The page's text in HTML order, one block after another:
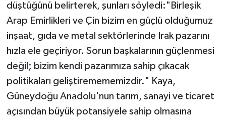
düştüğünü belirterek, şunları söyledi:"Birleşik
Arap Emirlikleri ve Çin bizim en güçlü olduğumuz
inşaat, gıda ve metal sektörlerinde Irak pazarını
hızla ele geçiriyor. Sorun başkalarının güçlenmesi
değil; bizim kendi pazarımıza sahip çıkacak
politikaları geliştiremememizdir." Kaya,
Güneydoğu Anadolu'nun tarım, sanayi ve ticaret
açısından büyük potansiyele sahip olmasına